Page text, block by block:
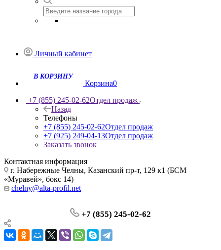
Личный кабинет
Корзина0
+7 (855) 245-02-62Отдел продаж
Назад
Телефоны
+7 (855) 245-02-62Отдел продаж
+7 (925) 249-04-13Отдел продаж
Заказать звонок
Контактная информация
г. Набережные Челны, Казанский пр-т, 129 к1 (БСМ
«Муравей», бокс 14)
chelny@alta-profil.net
+7 (855) 245-02-62